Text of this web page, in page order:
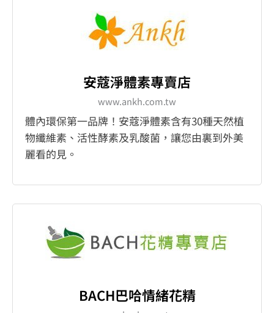
安蔻淨體素專賣店
www.ankh.com.tw
體內環保第一品牌！安蔻淨體素含有30種天然植
物纖維素、活性酵素及乳酸菌，讓您由裏到外美
麗看的見。
BACH巴哈情緒花精